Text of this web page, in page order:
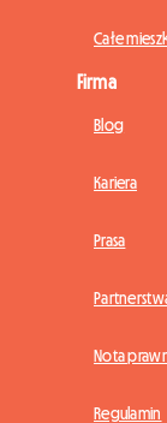
Całe
Firma
Blog
Kariera
Prasa
Nota
Regulamin